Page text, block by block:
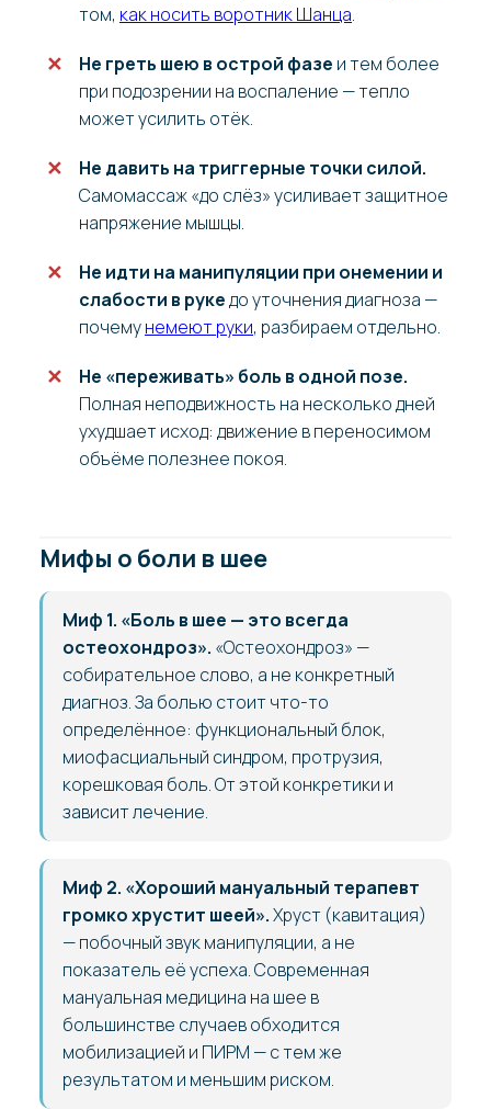
том, как носить воротник Шанца.
Не греть шею в острой фазе и тем более
при подозрении на воспаление — тепло
может усилить отёк.
Не давить на триггерные точки силой.
Самомассаж «до слёз» усиливает защитное
напряжение мышцы.
Не идти на манипуляции при онемении и
слабости в рукедо уточнения диагноза —
почемунемеют руки, разбираем отдельно.
Не «переживать» боль в одной позе.
Полная неподвижность на несколько дней
ухудшает исход: движение в переносимом
объёме полезнее покоя.
Мифы о боли в шее
Миф 1. «Боль в шее — это всегда
остеохондроз». «Остеохондроз» —
собирательное слово, а не конкретный
диагноз. За болью стоит что-то
определённое: функциональный блок,
миофасциальный синдром, протрузия,
корешковая боль. От этой конкретики и
зависит лечение.
Миф 2. «Хороший мануальный терапевт
громко хрустит шеей».Хруст (кавитация)
— побочный звук манипуляции, а не
показатель её успеха. Современная
мануальная медицина на шее в
большинстве случаев обходится
мобилизацией и ПИРМ — с тем же
результатом и меньшим риском.